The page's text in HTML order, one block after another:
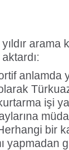
arama
anlamda
işi
bir
yapmadan